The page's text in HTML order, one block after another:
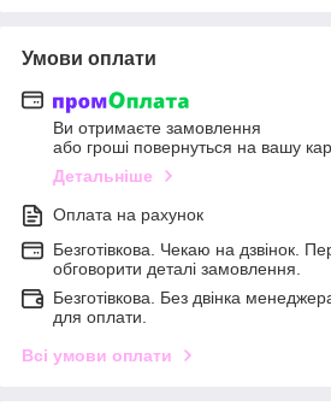
Умови оплати
Ви отримаєте замовлення
або гроші повернуться на вашу
Детальніше
Оплата на рахунок
Безготівкова. Чекаю на дзвінок.
обговорити деталі замовлення.
Безготівкова. Без двінка
для оплати.
Всі умови оплати